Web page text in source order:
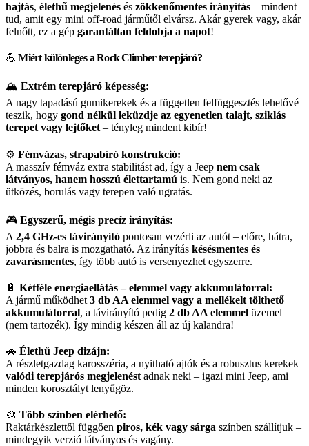
hajtás, élethű megjelenés és zökkenőmentes irányítás – mindent
tud, amit egy mini off-road járműtől elvársz. Akár gyerek vagy, akár
felnőtt, ez a gép garantáltan feldobja a napot!
💪Miért különleges a Rock Climber terepjáró?
🏔️ Extrém terepjáró képesség:
A nagy tapadású gumikerekek és a független felfüggesztés lehetővé
teszik, hogy gond nélkül leküzdje az egyenetlen talajt, sziklás
terepet vagy lejtőket – tényleg mindent kibír!
⚙️ Fémvázas, strapabíró konstrukció:
A masszív fémváz extra stabilitást ad, így a Jeep nem csak
látványos, hanem hosszú élettartamú is. Nem gond neki az
ütközés, borulás vagy terepen való ugratás.
🎮 Egyszerű, mégis precíz irányítás:
A 2,4 GHz-es távirányító pontosan vezérli az autót – előre, hátra,
jobbra és balra is mozgatható. Az irányítás késésmentes és
zavarásmentes, így több autó is versenyezhet egyszerre.
🔋 Kétféle energiaellátás – elemmel vagy akkumulátorral:
A jármű működhet 3 db AA elemmel vagy a mellékelt tölthető
akkumulátorral, a távirányító pedig 2 db AA elemmel üzemel
(nem tartozék). Így mindig készen áll az új kalandra!
🚗 Élethű Jeep dizájn:
A részletgazdag karosszéria, a nyitható ajtók és a robusztus kerekek
valódi terepjárós megjelenést adnak neki – igazi mini Jeep, ami
minden korosztályt lenyűgöz.
🎨 Több színben elérhető:
Raktárkészlettől függően piros, kék vagy sárga színben szállítjuk –
mindegyik verzió látványos és vagány.